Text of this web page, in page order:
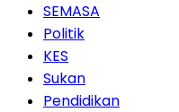
SEMASA
Politik
KES
Sukan
Pendidikan